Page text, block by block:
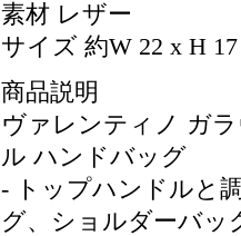
素材 レザー
サイズ 約W 22 x H
商品説明
ヴァレンティノ ガ
ル ハンドバッグ
- トップハンドルと
グ、ショルダーバッ